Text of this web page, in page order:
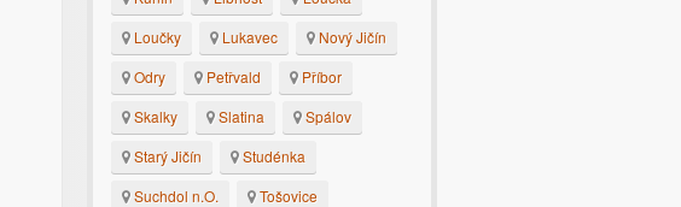
Loučky
Lukavec
Nový Jičín
Odry
Petřvald
Příbor
Skalky
Slatina
Spálov
Starý Jičín
Studénka
Suchdol n.O.
Tošovice